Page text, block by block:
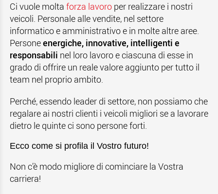
Ci vuole molta forza lavoro per realizzare i nostri
veicoli. Personale alle vendite, nel settore
informatico e amministrativo e in molte altre aree.
Personeenergiche, innovative, intelligenti e
responsabili nel loro lavoro e ciascuna di esse in
grado di offrire un reale valore aggiunto per tutto il
team nel proprio ambito.
Perché, essendo leader di settore, non possiamo che
regalare ai nostri clienti i veicoli migliori se a lavorare
dietro le quinte ci sono persone forti.
Ecco come si profila il Vostro futuro!
Non c’è modo migliore di cominciare la Vostra
carriera!